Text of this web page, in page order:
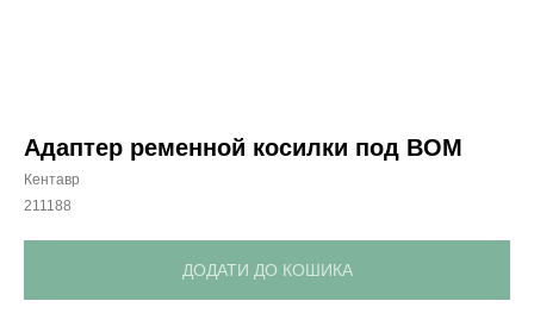
Адаптер ременной косилки под ВОМ
Кентавр
211188
ДОДАТИ ДО КОШИКА